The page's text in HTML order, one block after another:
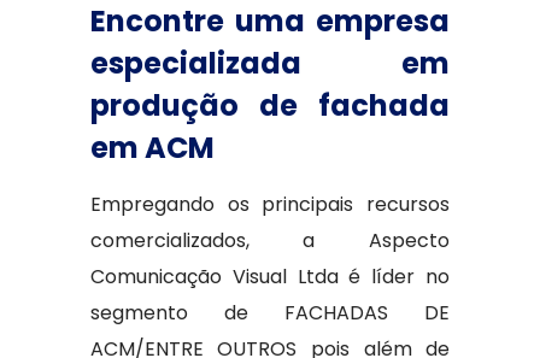
Encontre uma empresa
especializada em
produção de fachada
em ACM
Empregando os principais recursos
comercializados, a Aspecto
Comunicação Visual Ltda é líder no
segmento de FACHADAS DE
ACM/ENTRE OUTROS pois além de